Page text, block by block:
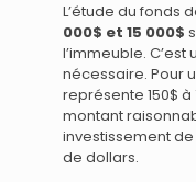
L’étude du fonds
000$ et 15 000$
l’immeuble.
nécessaire. Pour
représente 150$
montant
investissement
de dollars.